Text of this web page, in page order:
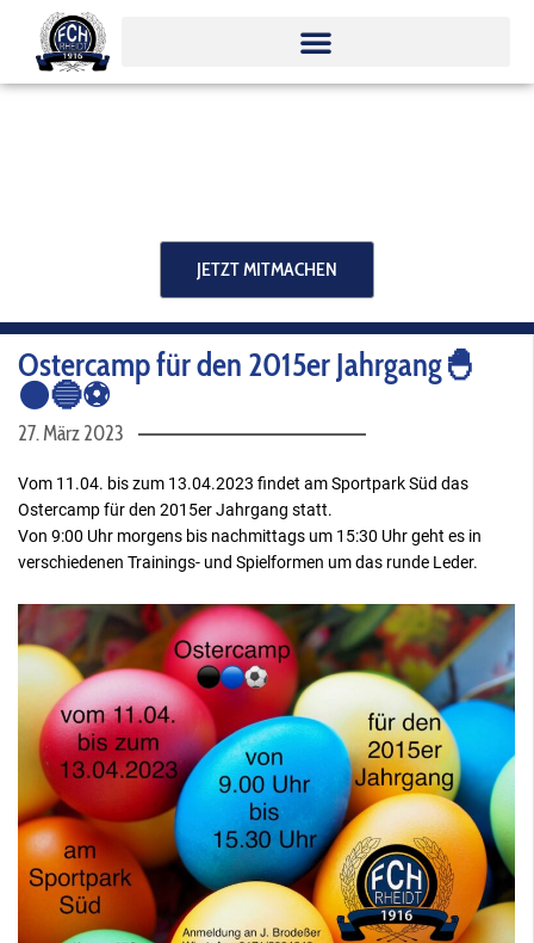
Inhalt
springen
JETZT MITMACHEN
Ostercamp für den 2015er Jahrgang🐣
⚫️🔵⚽️
27. März 2023
Vom 11.04. bis zum 13.04.2023 findet am Sportpark Süd das
Ostercamp für den 2015er Jahrgang statt.
Von 9:00 Uhr morgens bis nachmittags um 15:30 Uhr geht es in
verschiedenen Trainings- und Spielformen um das runde Leder.